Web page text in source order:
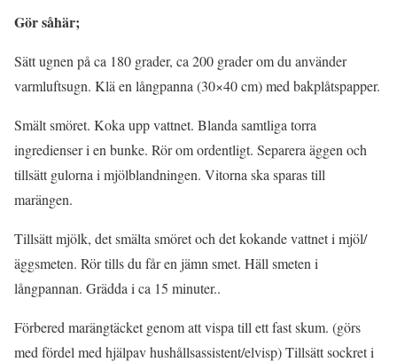
Gör såhär;
Sätt ugnen på ca 180 grader, ca 200 grader om du använder
varmluftsugn. Klä en långpanna (30×40 cm) med bakplåtspapper.
Smält smöret. Koka upp vattnet. Blanda samtliga torra
ingredienser i en bunke. Rör om ordentligt. Separera äggen och
tillsätt gulorna i mjölblandningen. Vitorna ska sparas till
marängen.
Tillsätt mjölk, det smälta smöret och det kokande vattnet i mjöl/
äggsmeten. Rör tills du får en jämn smet. Häll smeten i
långpannan. Grädda i ca 15 minuter..
Förbered marängtäcket genom att vispa till ett fast skum. (görs
med fördel med hjälpav hushållsassistent/elvisp) Tillsätt sockret i